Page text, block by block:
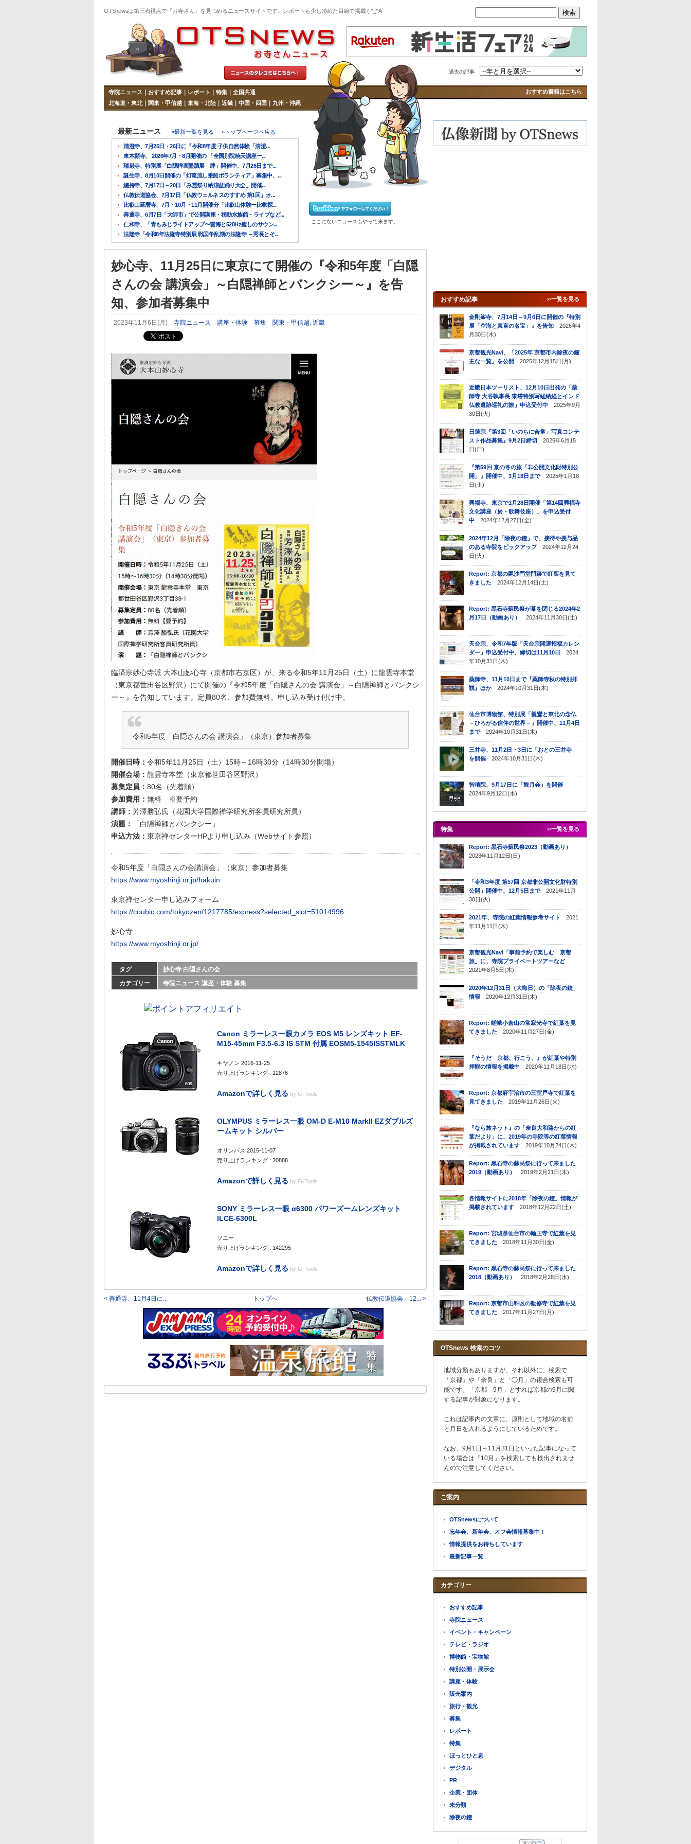
OTSnewsは第三者視点で「お寺さん」を見つめるニュースサイトです。レポートも少し冷めた目線で掲載 (;^_^A
過去の記事
寺院ニュース ｜ おすすめ記事 ｜ レポート ｜ 特集 ｜ 全国共通
北海道・東北｜ 関東・甲信越 ｜ 東海・北陸 ｜ 近畿 ｜ 中国・四国 ｜ 九州・沖縄
最新ニュース »最新一覧を見る »トップページへ戻る
清澄寺、7月25日・26日に『令和8年度 子供自然体験「清澄...
東本願寺、 2026年7月・8月開催の 「全国別院暁天講座一...
瑞巌寺、特別展「白隠禅画墨蹟展 肆」開催中、7月26日まで...
誕生寺、8月10日開催の「灯篭流し乗船ボランティア」募集中、...
總持寺、7月17日～20日「み霊祭り納涼盆踊り大会」開催...
仏教伝道協会、7月17日「仏教ウェルネスのすすめ 第1回」オ...
比叡山延暦寺、7月・10月・11月開催分「比叡山体験ー比叡探...
善通寺、6月7日「大師市」で公開講座・移動水族館・ライブなど...
仁和寺、「青もみじライトアップ〜雲海と528Hz癒しのサウン...
法隆寺「令和8年法隆寺特別展 戦国争乱期の法隆寺 ～秀長とそ...
ここにないニュースもやって来ます。
妙心寺、11月25日に東京にて開催の『令和5年度「白隠
さんの会 講演会」～白隠禅師とバンクシー～』を告
知、参加者募集中
2023年11月6日(月) 寺院ニュース 講座・体験 募集 関東・甲信越, 近畿
臨済宗妙心寺派 大本山妙心寺（京都市右京区）が、来る令和5年11月25日（土）に龍雲寺本堂
（東京都世田谷区野沢）にて開催の『令和5年度「白隠さんの会 講演会」～白隠禅師とバンクシ
ー～』を告知しています。定員80名、参加費無料。申し込み受け付け中。
令和5年度「白隠さんの会 講演会」（東京）参加者募集
開催日時： 令和5年11月25日（土）15時～16時30分（14時30分開場）
開催会場： 龍雲寺本堂（東京都世田谷区野沢）
募集定員： 80名（先着順）
参加費用： 無料 ※要予約
講師： 芳澤勝弘氏（花園大学国際禅学研究所客員研究所員）
演題：
「白隠禅師とバンクシー」
申込方法： 東京禅センターHPより申し込み（Webサイト参照）
令和5年度「白隠さんの会講演会」（東京）参加者募集
https://www.myoshinji.or.jp/hakuin
東京禅センター申し込みフォーム
https://coubic.com/tokyozen/1217785/express?selected_slot=51014996
妙心寺
https://www.myoshinji.or.jp/
タグ 妙心寺 白隠さんの会
カテゴリー
寺院ニュース 講座・体験 募集
Canon ミラーレス一眼カメラ EOS M5 レンズキット EF-
M15-45mm F3.5-6.3 IS STM 付属 EOSM5-1545ISSTMLK
キヤノン 2016-11-25
売り上げランキング : 12876
Amazonで詳しく見る by G-Tools
OLYMPUS ミラーレス一眼 OM-D E-M10 MarkII EZダブルズ
ームキット シルバー
オリンパス 2015-11-07
売り上げランキング : 20888
Amazonで詳しく見る by G-Tools
SONY ミラーレス一眼 α6300 パワーズームレンズキット
ILCE-6300L
ソニー
売り上げランキング : 142295
Amazonで詳しく見る by G-Tools
< 善通寺、11月4日に... トップへ 仏教伝道協会、12... >
おすすめ書籍はこちら
おすすめ記事 ››一覧を見る
金剛峯寺、7月14日～9月6日に開催の『特別
展「空海と真言の名宝」』を告知 2026年4
月30日(木)
京都観光Navi、「2025年 京都市内除夜の鐘
主な一覧」を公開 2025年12月15日(月)
近畿日本ツーリスト、12月10日出発の「薬
師寺 大谷執事長 東塔特別写経納経とインド
仏教遺跡巡礼の旅」申込受付中 2025年9月
30日(火)
日蓮宗『第3回「いのちに合掌」写真コンテ
スト作品募集』9月2日締切 2025年6月15
日(日)
『第59回 京の冬の旅「非公開文化財特別公
開」』開催中、3月18日まで2025年1月18
日(土)
興福寺、東京で1月28日開催「第14回興福寺
文化講座（於・歌舞伎座）」を申込受付
中 2024年12月27日(金)
2024年12月「除夜の鐘」で、接待や授与品
のある寺院をピックアップ2024年12月24
日(火)
Report: 京都の毘沙門堂門跡で紅葉を見て
きました 2024年12月14日(土)
Report: 黒石寺蘇民祭が幕を閉じる2024年2
月17日（動画あり）
2024年11月30日(土)
天台宗、令和7年版「天台宗開運招福カレン
ダー」申込受付中、締切は11月10日 2024
年10月31日(木)
薬師寺、11月10日まで『薬師寺秋の特別拝
観』ほか2024年10月31日(木)
仙台市博物館、特別展「親鸞と東北の念仏
－ひろがる信仰の世界－」開催中、11月4日
まで2024年10月31日(木)
三井寺、11月2日・3日に「おとの三井寺」
を開催 2024年10月31日(木)
智積院、9月17日に「観月会」を開催
2024年9月12日(木)
特集 ››一覧を見る
Report: 黒石寺蘇民祭2023（動画あり）
2023年11月12日(日)
「令和3年度 第57回 京都非公開文化財特別
公開」開催中、12月5日まで2021年11月
30日(火)
2021年、寺院の紅葉情報参考サイト
2021
年11月11日(木)
京都観光Navi「事前予約で楽しむ 京都
旅」に、寺院プライベートツアーなど
2021年8月5日(木)
2020年12月31日（大晦日）の「除夜の鐘」
情報 2020年12月31日(木)
Report: 嵯峨小倉山の常寂光寺で紅葉を見
てきました 2020年11月27日(金)
『そうだ 京都、行こう。』が紅葉や特別
拝観の情報を掲載中 2020年11月18日(水)
Report: 京都府宇治市の三室戸寺で紅葉を
見てきました 2019年11月26日(火)
『なら旅ネット』の「奈良大和路からの紅
葉だより」に、2019年の寺院等の紅葉情報
が掲載されています 2019年10月24日(木)
Report: 黒石寺の蘇民祭に行って来ました
2019（動画あり）
2019年2月21日(木)
各情報サイトに2018年「除夜の鐘」情報が
掲載されています 2018年12月22日(土)
Report: 宮城県仙台市の輪王寺で紅葉を見
てきました 2018年11月30日(金)
Report: 黒石寺の蘇民祭に行って来ました
2018（動画あり）
2018年2月28日(水)
Report: 京都市山科区の勧修寺で紅葉を見
てきました 2017年11月27日(月)
OTSnews 検索のコツ
地域分類もありますが、それ以外に、検索で
「京都」や「奈良」と「◯月」の複合検索も可
能です。「京都 9月」とすれば京都の9月に関
する記事が対象になります。
これは記事内の文章に、原則として地域の名前
と月日を入れるようにしているためです。
なお、9月1日～11月31日といった記事になって
いる場合は「10月」を検索しても検出されませ
んので注意してください。
ご案内
OTSnewsについて
忘年会、新年会、オフ会情報募集中！
情報提供をお待ちしています
最新記事一覧
カテゴリー
おすすめ記事
寺院ニュース
イベント・キャンペーン
テレビ・ラジオ
博物館・宝物館
特別公開・展示会
講座・体験
販売案内
旅行・観光
募集
レポート
特集
ほっとひと息
デジタル
PR
企業・団体
未分類
除夜の鐘